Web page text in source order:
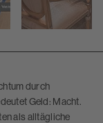
durch
Geld: Macht.
als alltägliche